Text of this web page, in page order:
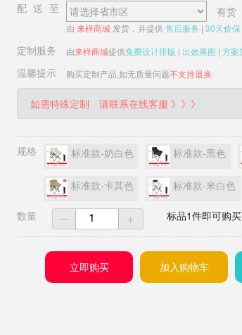
配送至 有货
由 来样商城 发货，并提供售后服务 | 30天价保
定制服务 由来样商城提供免费设计排版 | 出效果图 | 方案
温馨提示 购买定制产品,如无质量问题不支持退换
如需特殊定制 请联系在线客服 》》》
规格 标准款-奶白色 标准款-黑色
标准款-卡其色 标准款-米白色
数量 一 + 标品1件即可购
立即购买 加入购物车